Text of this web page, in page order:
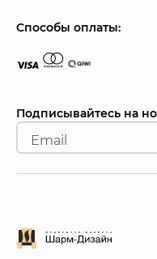
Способы оплаты:
Подписывайтесь на
Email